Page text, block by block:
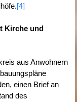
[4]
Kirche und
aus Anwohnern
einen Brief an
des